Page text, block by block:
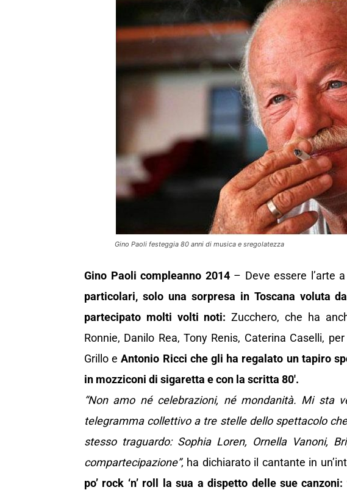
Gino Paoli festeggia 80 anni di musica e sregolatezza
Gino Paoli compleanno 2014– Deve essere l’arte
particolari, solo una sorpresa in Toscana voluta
partecipato molti volti noti: Zucchero, che ha
Ronnie, Danilo Rea, Tony Renis, Caterina Caselli,
Grillo eAntonio Ricci che gli ha regalato un tapiro
in mozziconi di sigaretta e con la scritta 80′.
“Non amo né celebrazioni, né mondanità. Mi sta
telegramma collettivo a tre stelle dello spettacolo
stesso traguardo: Sophia Loren, Ornella Vanoni,
compartecipazione”, ha dichiarato il cantante in
po’ rock ‘n’ roll la sua a dispetto delle sue canzoni: